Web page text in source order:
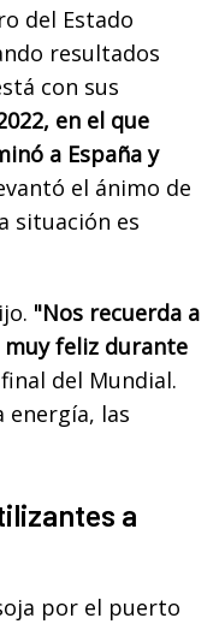
del Estado
resultados
con sus
en el que
a España y
el ánimo de
situación es
"Nos recuerda a
muy feliz durante
del Mundial.
energía, las
a
por el puerto